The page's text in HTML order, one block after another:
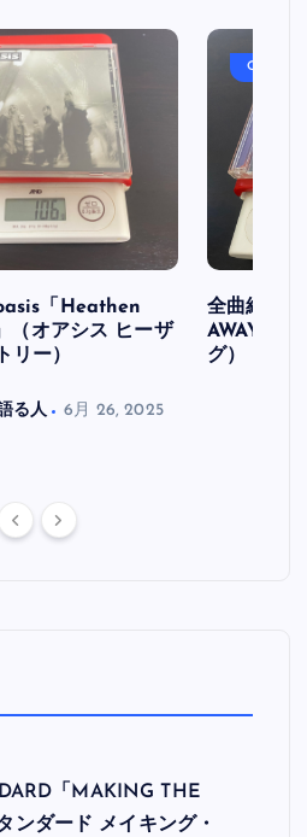
「Heathen
（オアシス ヒーザ
リー）
る人 6月 26, 2025
OASIS
全曲紹介
AWAY」
グ）
「MAKING THE
ンダード メイキング・